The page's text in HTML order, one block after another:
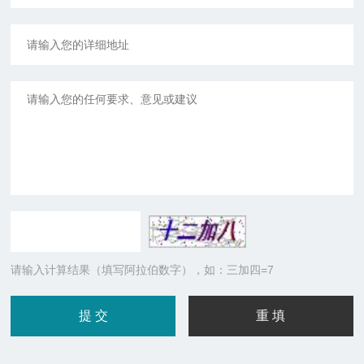
请输入计算结果（填写阿拉伯数字），如：三加四=7